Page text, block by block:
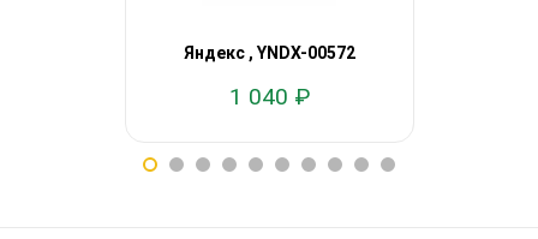
Яндекс , YNDX-00572
1 040 ₽